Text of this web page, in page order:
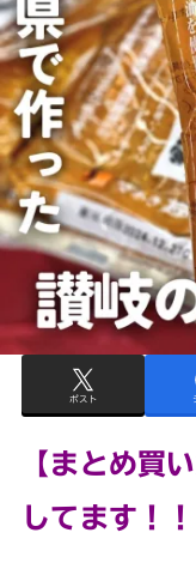
ポスト
【まとめ買
してます！！